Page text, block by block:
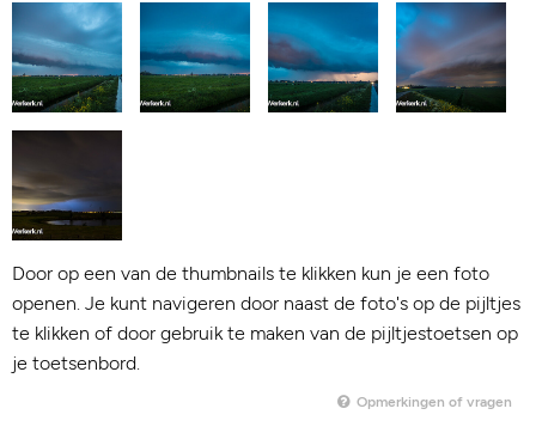
Door op een van de thumbnails te klikken kun je een foto
openen. Je kunt navigeren door naast de foto's op de pijltjes
te klikken of door gebruik te maken van de pijltjestoetsen op
je toetsenbord.
Opmerkingen of vragen